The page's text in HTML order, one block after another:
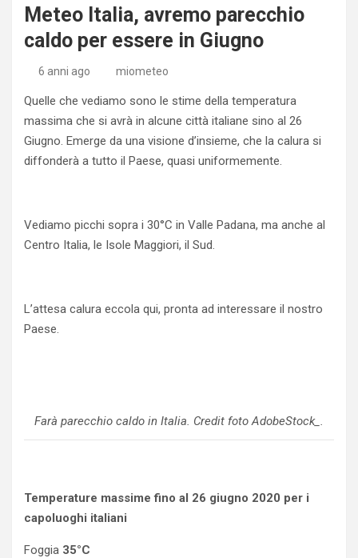
Meteo Italia, avremo parecchio
caldo per essere in Giugno
6 anni ago miometeo
Quelle che vediamo sono le stime della temperatura
massima che si avrà in alcune città italiane sino al 26
Giugno. Emerge da una visione d’insieme, che la calura si
diffonderà a tutto il Paese, quasi uniformemente.
Vediamo picchi sopra i 30°C in Valle Padana, ma anche al
Centro Italia, le Isole Maggiori, il Sud.
L’attesa calura eccola qui, pronta ad interessare il nostro
Paese.
Farà parecchio caldo in Italia. Credit foto AdobeStock_.
Temperature massime fino al 26 giugno 2020 per i
capoluoghi italiani
Foggia 35°C